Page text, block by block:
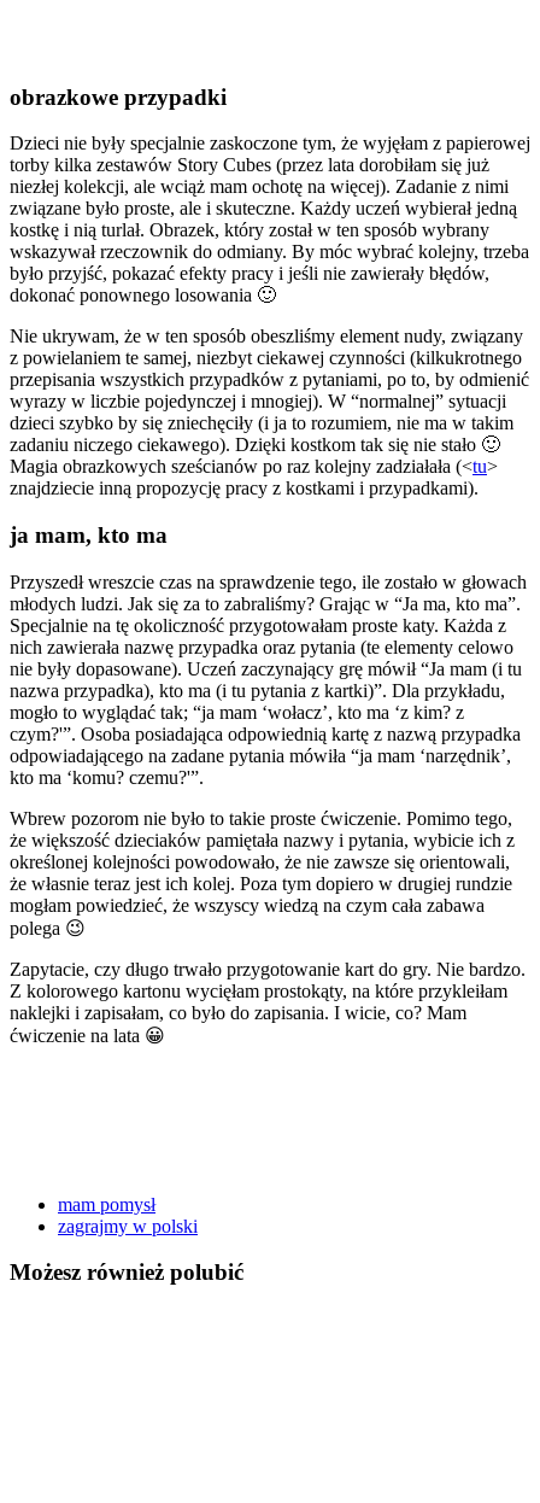
obrazkowe przypadki
Dzieci nie były specjalnie zaskoczone tym, że wyjęłam z papierowej
torby kilka zestawów Story Cubes (przez lata dorobiłam się już
niezłej kolekcji, ale wciąż mam ochotę na więcej). Zadanie z nimi
związane było proste, ale i skuteczne. Każdy uczeń wybierał jedną
kostkę i nią turlał. Obrazek, który został w ten sposób wybrany
wskazywał rzeczownik do odmiany. By móc wybrać kolejny, trzeba
było przyjść, pokazać efekty pracy i jeśli nie zawierały błędów,
dokonać ponownego losowania 🙂
Nie ukrywam, że w ten sposób obeszliśmy element nudy, związany
z powielaniem te samej, niezbyt ciekawej czynności (kilkukrotnego
przepisania wszystkich przypadków z pytaniami, po to, by odmienić
wyrazy w liczbie pojedynczej i mnogiej). W “normalnej” sytuacji
dzieci szybko by się zniechęciły (i ja to rozumiem, nie ma w takim
zadaniu niczego ciekawego). Dzięki kostkom tak się nie stało 🙂
Magia obrazkowych sześcianów po raz kolejny zadziałała (<tu>
znajdziecie inną propozycję pracy z kostkami i przypadkami).
ja mam, kto ma
Przyszedł wreszcie czas na sprawdzenie tego, ile zostało w głowach
młodych ludzi. Jak się za to zabraliśmy? Grając w “Ja ma, kto ma”.
Specjalnie na tę okoliczność przygotowałam proste katy. Każda z
nich zawierała nazwę przypadka oraz pytania (te elementy celowo
nie były dopasowane). Uczeń zaczynający grę mówił “Ja mam (i tu
nazwa przypadka), kto ma (i tu pytania z kartki)”. Dla przykładu,
mogło to wyglądać tak; “ja mam ‘wołacz’, kto ma ‘z kim? z
czym?'”. Osoba posiadająca odpowiednią kartę z nazwą przypadka
odpowiadającego na zadane pytania mówiła “ja mam ‘narzędnik’,
kto ma ‘komu? czemu?'”.
Wbrew pozorom nie było to takie proste ćwiczenie. Pomimo tego,
że większość dzieciaków pamiętała nazwy i pytania, wybicie ich z
określonej kolejności powodowało, że nie zawsze się orientowali,
że własnie teraz jest ich kolej. Poza tym dopiero w drugiej rundzie
mogłam powiedzieć, że wszyscy wiedzą na czym cała zabawa
polega 😉
Zapytacie, czy długo trwało przygotowanie kart do gry. Nie bardzo.
Z kolorowego kartonu wycięłam prostokąty, na które przykleiłam
naklejki i zapisałam, co było do zapisania. I wicie, co? Mam
ćwiczenie na lata 😀
mam pomysł
zagrajmy w polski
Możesz również polubić